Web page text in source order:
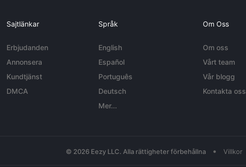
Sajtlänkar
Erbjudanden
Annonsera
Kundtjänst
DMCA
Språk
English
Español
Português
Deutsch
Mer...
Om Oss
Om oss
Vårt team
Vår blogg
Kontakta oss
© 2026 Eezy LLC. Alla rättigheter förbehållna • Villkor